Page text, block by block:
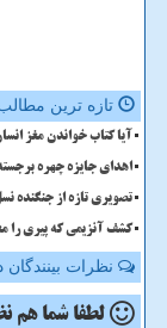
تازه ترین
آیا کتاب خواندن مغز
اهدای جایزه چهره
تصویری تازه از جنگنده
کشف آنزیمی که پیری را
نظرات
لطفا شما هم